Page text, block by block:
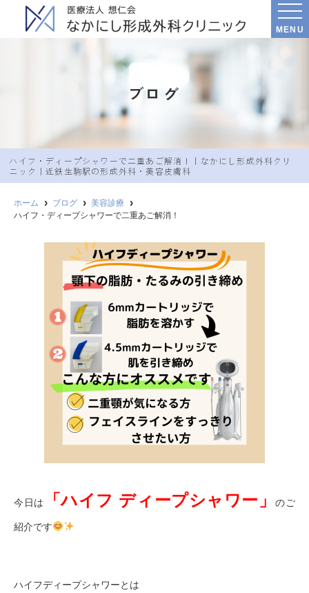
MENU
ブログ
ハイフ・ディープシャワーで二重あご解消！｜なかにし︎形成外科クリ
ニック｜近鉄生駒駅の形成外科・美容皮膚科
ホーム ブログ
美容診療
ハイフ・ディープシャワーで二重あご解消！
今日は 「ハイフ ディープシャワー」のご
紹介です
ハイフディープシャワーとは